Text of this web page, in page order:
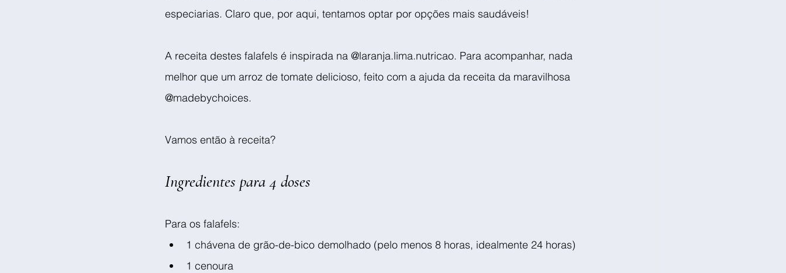
especiarias. Claro que, por aqui, tentamos optar por opções mais saudáveis!
A receita destes falafels é inspirada na @laranja.lima.nutricao. Para acompanhar, nada
melhor que um arroz de tomate delicioso, feito com a ajuda da receita da maravilhosa
@madebychoices.
Vamos então à receita?
Ingredientes para 4 doses
Para os falafels:
1 chávena de grão-de-bico demolhado (pelo menos 8 horas, idealmente 24 horas)
1 cenoura